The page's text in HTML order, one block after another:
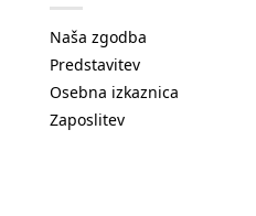
Naša zgodba
Predstavitev
Osebna izkaznica
Zaposlitev